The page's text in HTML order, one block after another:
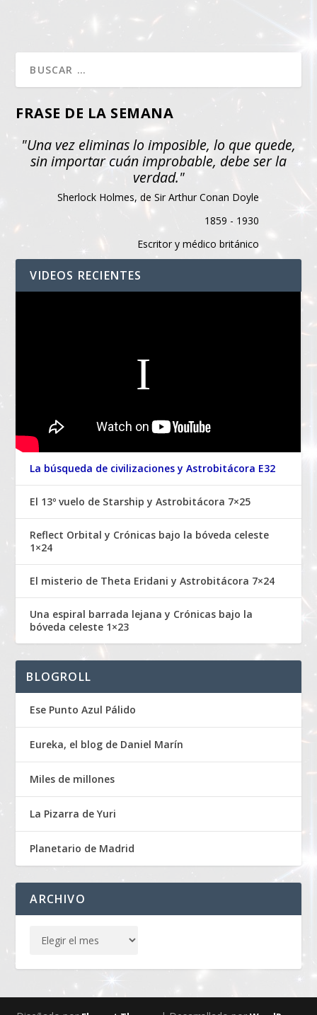
FRASE DE LA SEMANA
"Una vez eliminas lo imposible, lo que quede,
sin importar cuán improbable, debe ser la
verdad."
Sherlock Holmes, de Sir Arthur Conan Doyle
1859 - 1930
Escritor y médico británico
VIDEOS RECIENTES
La búsqueda de civilizaciones y Astrobitácora E32
El 13º vuelo de Starship y Astrobitácora 7×25
Reflect Orbital y Crónicas bajo la bóveda celeste
1×24
El misterio de Theta Eridani y Astrobitácora 7×24
Una espiral barrada lejana y Crónicas bajo la
bóveda celeste 1×23
BLOGROLL
Ese Punto Azul Pálido
Eureka, el blog de Daniel Marín
Miles de millones
La Pizarra de Yuri
Planetario de Madrid
ARCHIVO